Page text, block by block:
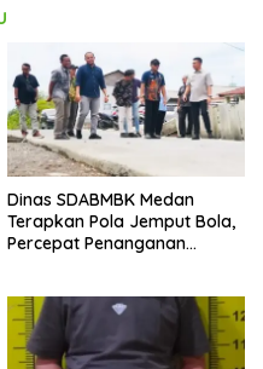
Dinas SDABMBK Medan
Terapkan Pola Jemput Bola,
Percepat Penanganan